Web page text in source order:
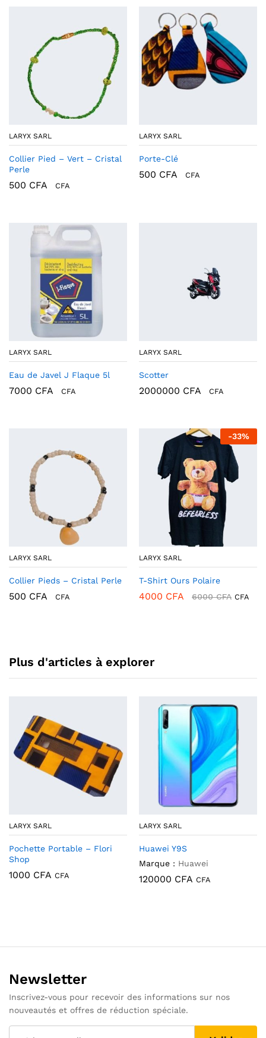
LARYX SARL
Collier Pied – Vert – Cristal
Perle
500 CFA CFA
LARYX SARL
Porte-Clé
500 CFA CFA
LARYX SARL
Eau de Javel J Flaque 5l
7000 CFA CFA
LARYX SARL
Scotter
2000000 CFA CFA
LARYX SARL
Collier Pieds – Cristal Perle
500 CFA CFA
-33%
LARYX SARL
T-Shirt Ours Polaire
4000 CFA 6000CFA CFA
Plus d'articles à explorer
LARYX SARL
Pochette Portable – Flori
Shop
1000 CFA CFA
LARYX SARL
Huawei Y9S
Marque : Huawei
120000 CFA CFA
Newsletter
Inscrivez-vous pour recevoir des informations sur nos
nouveautés et offres de réduction spéciale.